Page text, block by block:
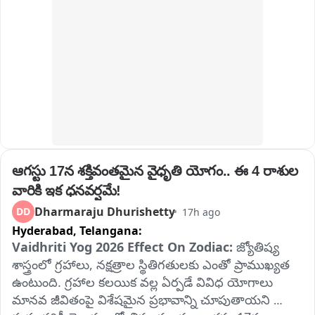
ఆగస్టు 17న శక్తివంతమైన వైధృతి యోగం.. ఈ 4 రాశుల
వారికి ఇక ధనవర్షమే!
DD Dharmaraju Dhurishetty 17h ago
Hyderabad, Telangana:
Vaidhriti Yog 2026 Effect On Zodiac: జ్యోతిష్య
శాస్త్రంలో గ్రహాలు, నక్షత్రాల స్థితిగతులకు ఎంతో ప్రాముఖ్యత
ఉంటుంది. గ్రహాల కలయిక వల్ల ఏర్పడే వివిధ యోగాలు
మానవ జీవితంపై విశేషమైన ప్రభావాన్ని చూపుతాయని